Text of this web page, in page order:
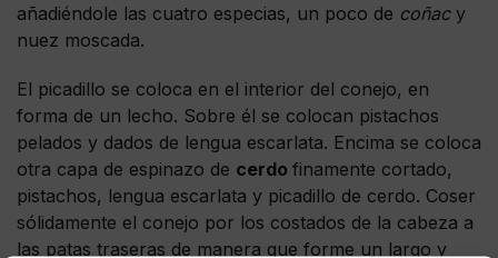
añadiéndole las cuatro especias, un poco de coñacy
nuez moscada.
El picadillo se coloca en el interior del conejo, en
forma de un lecho. Sobre él se colocan pistachos
pelados y dados de lengua escarlata. Encima se coloca
otra capa de espinazo de cerdo finamente cortado,
pistachos, lengua escarlata y picadillo de cerdo. Coser
sólidamente el conejo por los costados de la cabeza a
las patas traseras de manera que forme un largo y